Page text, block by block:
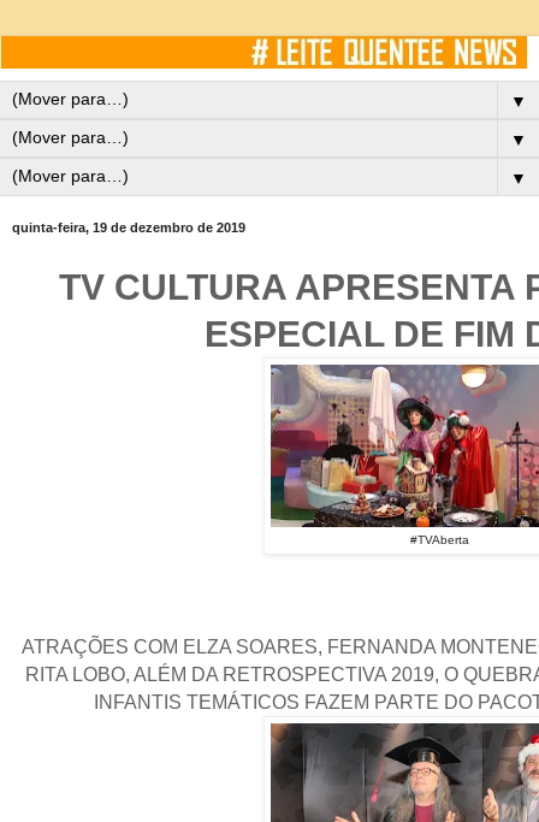
▼
▼
▼
quinta-feira, 19 de dezembro de 2019
TV CULTURA APRESENTA
ESPECIAL DE FIM
#TVAberta
ATRAÇÕES COM ELZA SOARES, FERNANDA
RITA LOBO, ALÉM DA RETROSPECTIVA 2019, O
INFANTIS TEMÁTICOS FAZEM PARTE DO